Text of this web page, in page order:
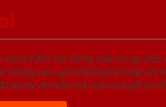
phẩm các dòng cửa trong một
cao, giá thành phù hợp với
dạng về mẫu mã, loại cửa gỗ và